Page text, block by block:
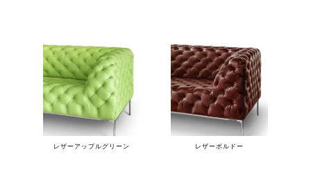
レザーアップルグリーン レザーボルドー